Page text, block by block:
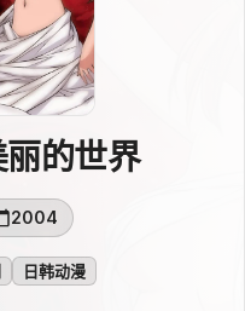
的世界
2004
日韩动漫